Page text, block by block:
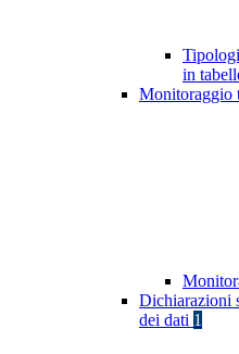
in
Monitoraggio
Dichiarazioni
dei dati 1